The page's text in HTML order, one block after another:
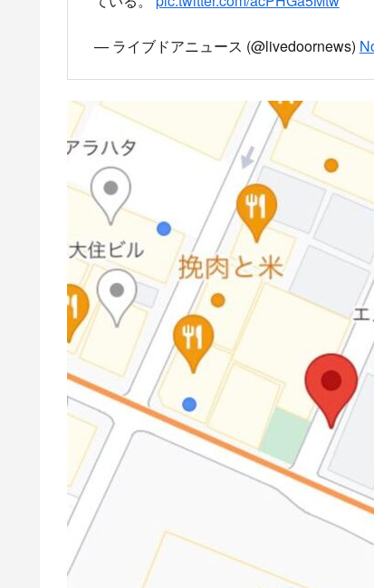
— ライブドアニュース (@livedoornews)